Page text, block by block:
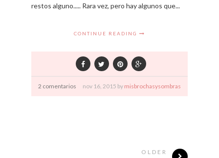
restos alguno..... Rara vez, pero hay algunos que...
CONTINUE READING
2 comentarios nov 16, 2015 by misbrochasysombras
OLDER